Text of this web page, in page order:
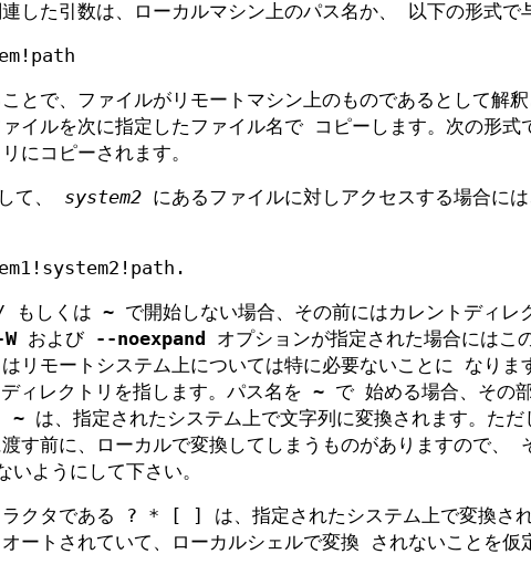
した引数は、ローカルマシン上のパス名か、 以下の形式で
とで、ファイルがリモートマシン上のものであるとして解
イルを次に指定したファイル名で コピーします。次の形
にコピーされます。
て、 system2 にあるファイルに対しアクセスする場合に
しくは ~ で開始しない場合、その前にはカレントディレ
および --noexpand
オプションが指定された場合にはこ
リモートシステム上については特に必要ないことに なりま
ィレクトリを指します。パス名を ~ で 始める場合、その
~ は、指定されたシステム上で文字列に変換されます。た
す前に、ローカルで変換してしまうものがありますので、
ようにして下さい。
ラクタである ? * [ ] は、指定されたシステム上で変換さ
ートされていて、ローカルシェルで変換 されないことを仮